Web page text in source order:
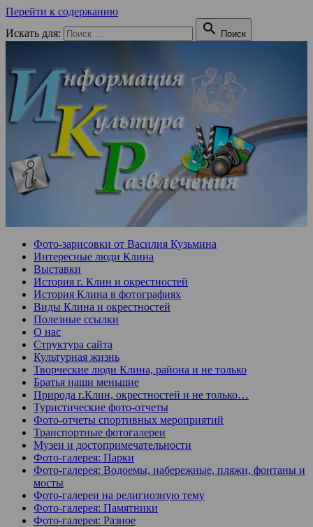
Перейти к содержанию
Искать для:
 Поиск
Фото-зарисовки от Василия Кузьмина
Интересные люди Клина
Выставки
История г. Клин и окрестностей
История Клина в фотографиях
Виды Клина и окрестностей
Полезные ссылки
О нас
Структура сайта
Культурная жизнь
Творческие люди Клина, района и не только
Братья наши меньшие
Природа г.Клин, окрестностей и не только…
Туристические фото-отчеты
Фото-отчеты спортивных мероприятий
Транспортные фотогалереи
Музеи и достопримечательности
Фото-галерея: Парки
Фото-галерея: Водоемы, набережные, пляжи, фонтаны и
мосты
Фото-галереи на религиозную тему
Фото-галерея: Памятники
Фото-галерея: Разное